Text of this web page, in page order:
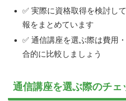
✅ 実際に資格取得を検討し
報をまとめています
✅ 通信講座を選ぶ際は費用
合的に比較しましょう
通信講座を選ぶ際のチェ